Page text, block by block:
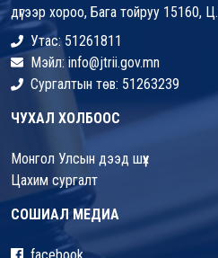
дүгээр хороо, Бага тойруу
Утас: 51261811
Мэйл: info@jtrii.gov.mn
Сургалтын төв: 51263239
ЧУХАЛ ХОЛБООС
Монгол Улсын дээд шүүх
Цахим сургалт
СОШИАЛ МЕДИА